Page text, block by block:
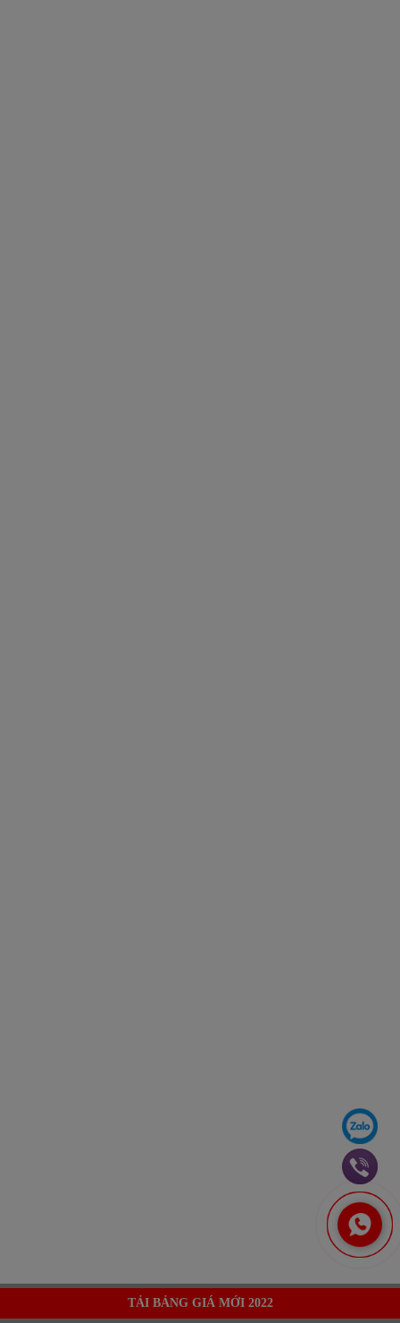
TẢI BẢNG GIÁ MỚI 2022